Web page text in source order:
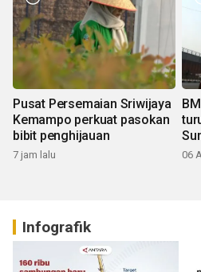
Pusat Persemaian Sriwijaya
Kemampo perkuat pasokan
bibit penghijauan
7 jam lalu 06
Infografik